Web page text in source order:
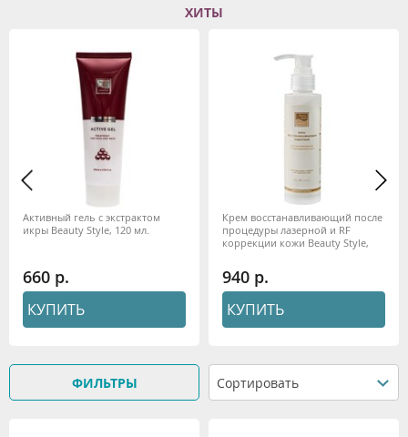
ХИТЫ
Активный гель с экстрактом
икры Beauty Style, 120 мл.
660
КУПИТЬ
Крем восстанавливающий после
процедуры лазерной и RF
коррекции кожи Beauty Style,
940
КУПИТЬ
Сортировать
ФИЛЬТРЫ